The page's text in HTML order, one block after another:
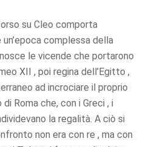
su Cleo comporta
complessa della
le vicende che portarono
XII , poi regina dell’Egitto ,
ad incrociare il proprio
Roma che, con i Greci , i
la regalità. A ciò si
non era con re , ma con